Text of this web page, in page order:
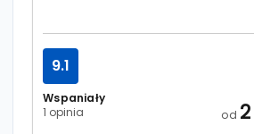
Wspaniały
1 opinia
9.1
od